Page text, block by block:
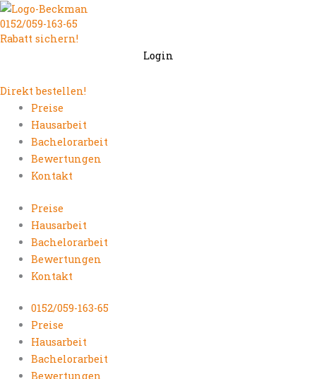
Zum
Inhalt
springen
0152/059-163-65
Rabatt sichern!
Login
Direkt bestellen!
Preise
Hausarbeit
Bachelorarbeit
Bewertungen
Kontakt
Preise
Hausarbeit
Bachelorarbeit
Bewertungen
Kontakt
0152/059-163-65
Preise
Hausarbeit
Bachelorarbeit
Bewertungen